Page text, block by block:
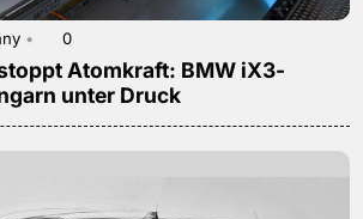
• 0
Atomkraft: BMW iX3-
unter Druck